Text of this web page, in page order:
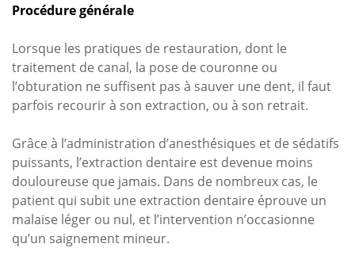
Procédure générale
Lorsque les pratiques de restauration, dont le
traitement de canal, la pose de couronne ou
l’obturation ne suffisent pas à sauver une dent, il faut
parfois recourir à son extraction, ou à son retrait.
Grâce à l’administration d’anesthésiques et de sédatifs
puissants, l’extraction dentaire est devenue moins
douloureuse que jamais. Dans de nombreux cas, le
patient qui subit une extraction dentaire éprouve un
malaise léger ou nul, et l’intervention n’occasionne
qu’un saignement mineur.